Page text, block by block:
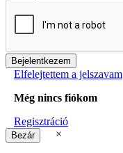
Elfelejtettem a jelszavam
Még nincs fiókom
Regisztráció
×